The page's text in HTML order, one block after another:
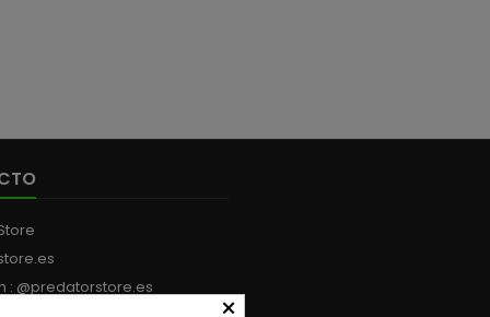
: @predatorstore.es
×